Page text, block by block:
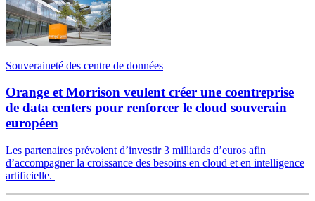
Souveraineté des centre de données
Orange et Morrison veulent créer une coentreprise
de data centers pour renforcer le cloud souverain
européen
Les partenaires prévoient d’investir 3 milliards d’euros afin
d’accompagner la croissance des besoins en cloud et en intelligence
artificielle.